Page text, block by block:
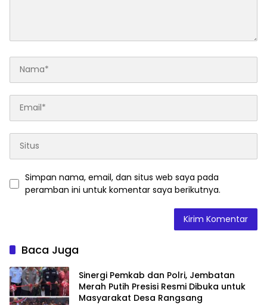
Simpan nama, email, dan situs web saya pada
peramban ini untuk komentar saya berikutnya.
Baca Juga
Sinergi Pemkab dan Polri, Jembatan
Merah Putih Presisi Resmi Dibuka untuk
Masyarakat Desa Rangsang